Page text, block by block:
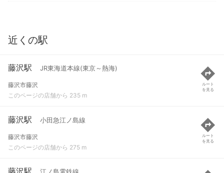
近くの駅
藤沢駅 JR東海道本線(東京～熱海)
藤沢市藤沢
このページの店舗から 235 m
ルート
を見る
藤沢駅 小田急江ノ島線
藤沢市藤沢
このページの店舗から 275 m
ルート
を見る
藤沢駅